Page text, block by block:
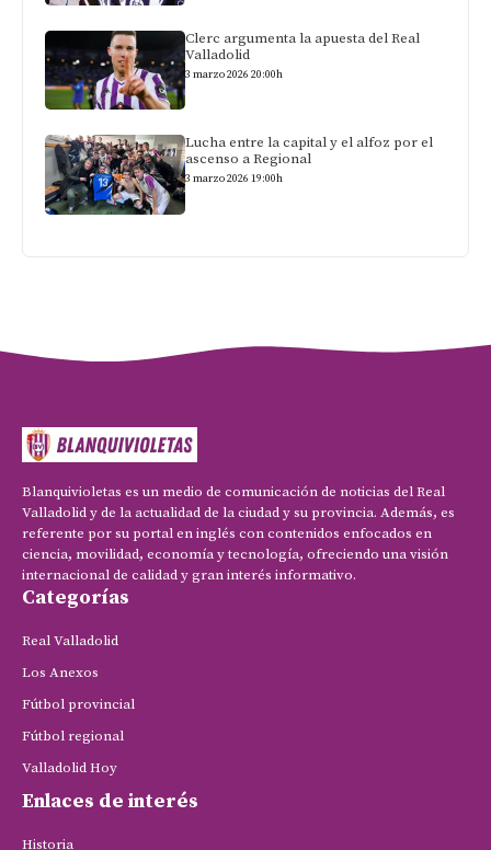
Clerc argumenta la apuesta del Real
Valladolid
3 marzo 2026 20:00h
Lucha entre la capital y el alfoz por el
ascenso a Regional
3 marzo 2026 19:00h
Blanquivioletas es un medio de comunicación de noticias del Real
Valladolid y de la actualidad de la ciudad y su provincia. Además, es
referente por su portal en inglés con contenidos enfocados en
ciencia, movilidad, economía y tecnología, ofreciendo una visión
internacional de calidad y gran interés informativo.
Categorías
Real Valladolid
Los Anexos
Fútbol provincial
Fútbol regional
Valladolid Hoy
Enlaces de interés
Historia